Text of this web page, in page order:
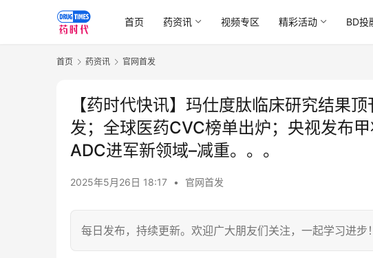
首页 药资讯 视频专区 精彩活动 BD投
首页 药资讯 官网首发
【药时代快讯】玛仕度肽临床研究结果
发；全球医药CVC榜单出炉；央视发布
ADC进军新领域–减重。。。
2025年5月26日 18:17 • 官网首发
每日发布，持续更新。欢迎广大朋友们关注，一起学习进步！